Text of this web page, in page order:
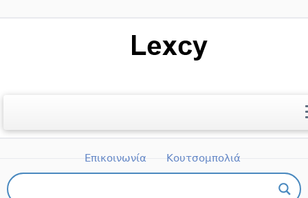
Αρχική Ποιοι είμαστε Βιβλιογραφία
Επικοινωνία Κουτσομπολιά